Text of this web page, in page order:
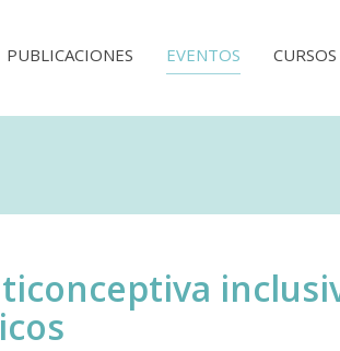
PUBLICACIONES EVENTOS CURSOS